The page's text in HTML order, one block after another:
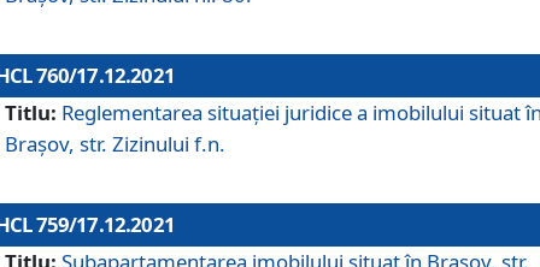
760/17.12.2021
Titlu: Reglementarea situației juridice a imobilului situat
Brașov, str. Zizinului f.n.
759/17.12.2021